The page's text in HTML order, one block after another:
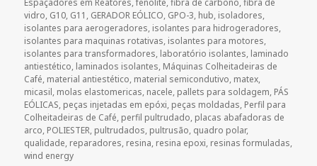
vidro, G10, G11 , GERADOR EÓLICO, GPO-3, hub, isoladores,
isolantes para aerogeradores, isolantes para hidrogeradores,
isolantes para maquinas rotativas, isolantes para motores,
isolantes para transformadores, laboratório isolantes, laminado
antiestético, laminados isolantes, Máquinas Colheitadeiras de
Café, material antiestético, material semicondutivo, matex,
micasil, molas elastomericas, nacele, pallets para soldagem, PÁS
EÓLICAS, peças injetadas em epóxi, peças moldadas, Perfil para
Colheitadeiras de Café, perfil pultrudado, placas abafadoras de
arco, POLIESTER, pultrudados, pultrusão, quadro polar,
qualidade, reparadores, resina, resina epoxi, resinas formuladas,
wind energy